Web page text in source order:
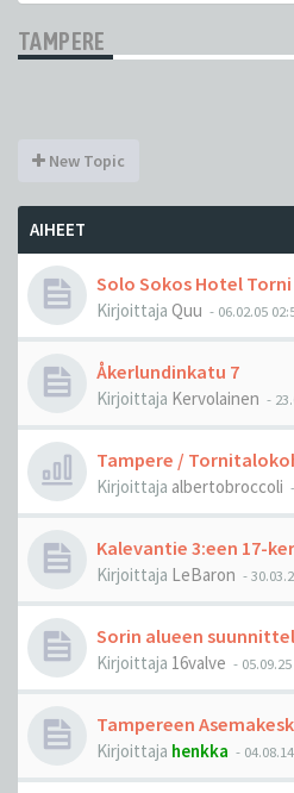
TAMPERE
New Topic
AIHEET
Solo Sokos Hotel Torni
Kirjoittaja Quu - 06.02.05
Åkerlundinkatu 7
Kirjoittaja Kervolainen -
Tampere /
Kirjoittaja albertobroccoli -
Kalevantie 3:een 17-
Kirjoittaja LeBaron -
Sorin alueen
Kirjoittaja 16valve -
Tampereen
Kirjoittaja henkka -